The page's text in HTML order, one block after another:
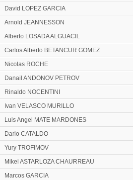
David LOPEZ GARCIA
Arnold JEANNESSON
Alberto LOSADA ALGUACIL
Carlos Alberto BETANCUR GOMEZ
Nicolas ROCHE
Danail ANDONOV PETROV
Rinaldo NOCENTINI
Ivan VELASCO MURILLO
Luis Angel MATE MARDONES
Dario CATALDO
Yury TROFIMOV
Mikel ASTARLOZA CHAURREAU
Marcos GARCIA